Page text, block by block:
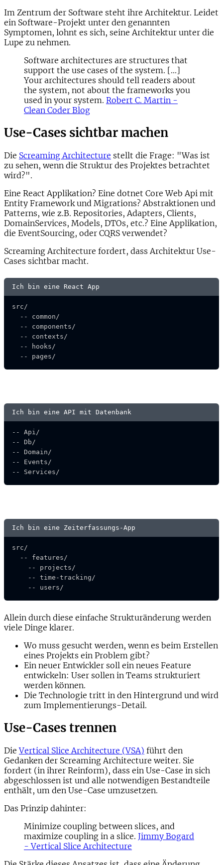
Im Zentrum der Software steht ihre Architektur. Leidet
ein Software-Projekt unter den genannten
Symptomen, lohnt es sich, seine Architektur unter die
Lupe zu nehmen.
Software architectures are structures that
support the use cases of the system. [...]
Your architectures should tell readers about
the system, not about the frameworks you
used in your system. Robert C. Martin -
Clean Coder Blog
Use-Cases sichtbar machen
Die Screaming Architecture stellt die Frage: "Was ist
zu sehen, wenn die Struktur des Projektes betrachtet
wird?".
Eine React Applikation? Eine dotnet Core Web Api mit
Entity Framework und Migrations? Abstraktionen und
Patterns, wie z.B. Repositories, Adapters, Clients,
DomainServices, Models, DTOs, etc.? Eine Applikation,
die EventSourcing, oder CQRS verwendet?
Screaming Architecture fordert, dass Architektur Use-
Cases sichtbar macht.
Ich bin eine React App
src/
  -- common/
  -- components/
  -- contexts/
  -- hooks/
  -- pages/
Ich bin eine API mit Datenbank
-- Api/
-- Db/
-- Domain/
-- Events/
-- Services/
Ich bin eine Zeiterfassungs-App
src/
  -- features/
    -- projects/
    -- time-tracking/
    -- users/
Allein durch diese einfache Strukturänderung werden
viele Dinge klarer.
Wo muss gesucht werden, wenn es beim Erstellen
eines Projekts ein Problem gibt?
Ein neuer Entwickler soll ein neues Feature
entwickeln: User sollen in Teams strukturiert
werden können.
Die Technologie tritt in den Hintergrund und wird
zum Implementierungs-Detail.
Use-Cases trennen
DieVertical Slice Architecture (VSA) führt den
Gedanken der Screaming Architecture weiter. Sie
fordert (in ihrer Reinform), dass ein Use-Case in sich
abgeschlossen ist und alle notwendigen Bestandteile
enthält, um den Use-Case umzusetzen.
Das Prinzip dahinter:
Minimize coupling between slices, and
maximize coupling in a slice. Jimmy Bogard
- Vertical Slice Architecture